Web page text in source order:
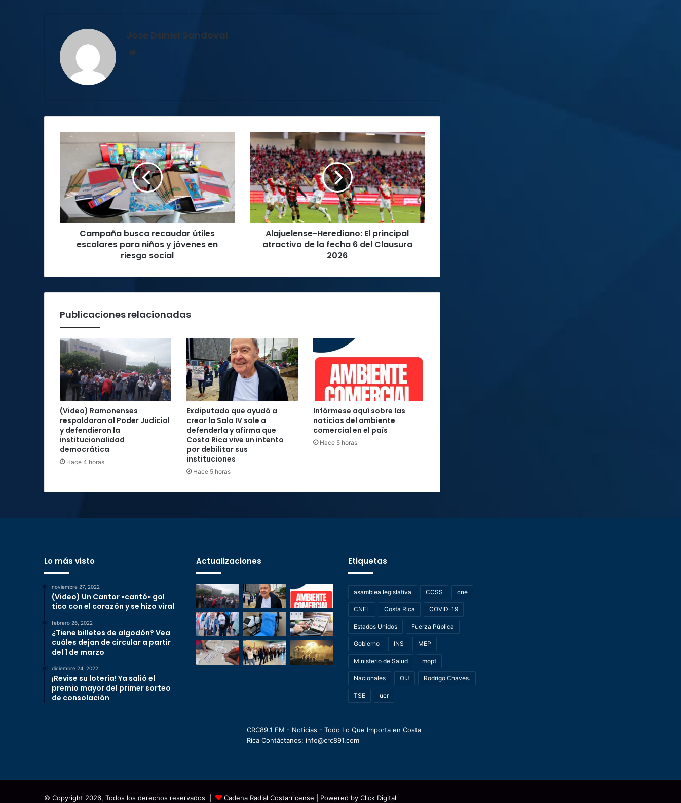
Jose Daniel Sandoval
Campaña
escolares
para
niños
y
jóvenes
riesgo
Campaña busca recaudar útiles
escolares para niños y jóvenes en
riesgo social
Alajuelense-
Herediano:
El
principal
atractivo
de
la
fecha
6
Clausura
Alajuelense-Herediano: El principal
atractivo de la fecha 6 del Clausura
2026
Publicaciones relacionadas
(Video) Ramonenses
respaldaron al Poder Judicial
y defendieron la
institucionalidad
democrática
Hace 4 horas
Exdiputado que ayudó a
crear la Sala IV sale a
defenderla y afirma que
Costa Rica vive un intento
por debilitar sus
instituciones
Hace 5 horas
Infórmese aquí sobre las
noticias del ambiente
comercial en el país
Hace 5 horas
Lo más visto
noviembre 27, 2022
(Video) Un Cantor «cantó» gol
tico con el corazón y se hizo viral
febrero 26, 2022
¿Tiene billetes de algodón? Vea
cuáles dejan de circular a partir
del 1 de marzo
diciembre 24, 2022
¡Revise su lotería! Ya salió el
premio mayor del primer sorteo
de consolación
Actualizaciones Etiquetas
asamblea legislativa CCSS cne
CNFL Costa Rica COVID-19
Estados Unidos Fuerza Pública
Gobierno INS MEP
Ministerio de Salud mopt
Nacionales OIJ Rodrigo Chaves.
TSE ucr
CRC89.1 FM - Noticias - Todo Lo Que Importa en Costa
Rica Contáctanos: info@crc891.com
© Copyright 2026, Todos los derechos reservados | Cadena Radial Costarricense | Powered by Click Digital